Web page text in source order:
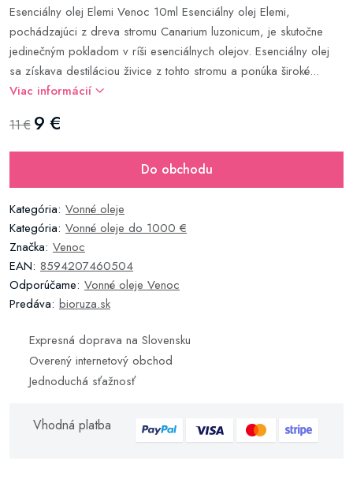
Esenciálny olej Elemi Venoc 10ml Esenciálny olej Elemi,
pochádzajúci z dreva stromu Canarium luzonicum, je skutočne
jedinečným pokladom v ríši esenciálnych olejov. Esenciálny olej
sa získava destiláciou živice z tohto stromu a ponúka široké...
Viac informácií
11 € 9 €
Do obchodu
Kategória: Vonné oleje
Kategória: Vonné oleje do 1000 €
Značka: Venoc
EAN: 8594207460504
Odporúčame: Vonné oleje Venoc
Predáva: bioruza.sk
Expresná doprava na Slovensku
Overený internetový obchod
Jednoduchá sťažnosť
Vhodná platba